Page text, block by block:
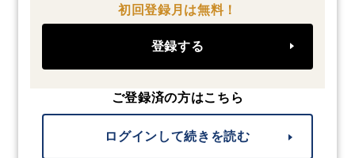
初回登録月は無料！
登録する
ご登録済の方はこちら
ログインして続きを読む